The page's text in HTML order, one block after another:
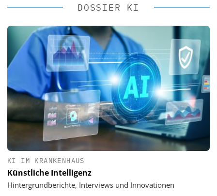
DOSSIER KI
KI IM KRANKENHAUS
Künstliche Intelligenz
Hintergrundberichte, Interviews und Innovationen